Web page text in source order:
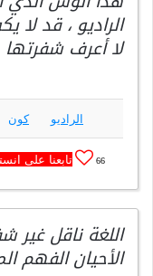
الراديو ، قد
لا أعرف شفرتها
الراديو كون
66 تابعنا على
اللغة ناقل
الأحيان الفهم